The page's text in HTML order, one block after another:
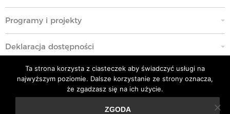
Programy i projekty
Deklaracja dostępności
Standardy Ochrony Małoletnich
Polityka przeciwko molestowaniu w miejscu pracy
Ta strona korzysta z ciasteczek aby świadczyć usługi na
najwyższym poziomie. Dalsze korzystanie ze strony oznacza,
że zgadzasz się na ich użycie.
ZGODA